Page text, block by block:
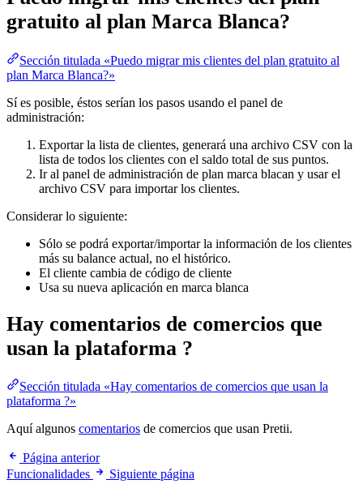
gratuito al plan Marca Blanca?
Sección titulada «Puedo migrar mis clientes del plan gratuito al
plan Marca Blanca?»
Sí es posible, éstos serían los pasos usando el panel de
administración:
Exportar la lista de clientes, generará una archivo CSV con la
lista de todos los clientes con el saldo total de sus puntos.
Ir al panel de administración de plan marca blacan y usar el
archivo CSV para importar los clientes.
Considerar lo siguiente:
Sólo se podrá exportar/importar la información de los clientes
más su balance actual, no el histórico.
El cliente cambia de código de cliente
Usa su nueva aplicación en marca blanca
Hay comentarios de comercios que
usan la plataforma ?
Sección titulada «Hay comentarios de comercios que usan la
plataforma ?»
Aquí algunos comentarios de comercios que usan Pretii.
Página anterior
Funcionalidades
Siguiente página